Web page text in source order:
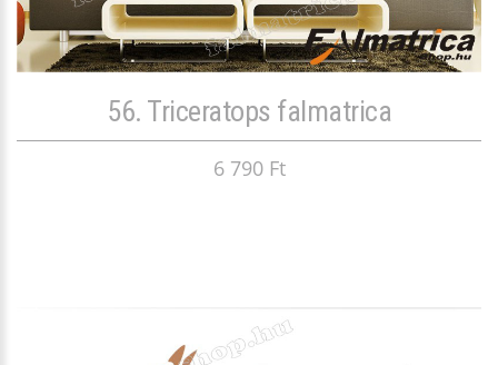
56. Triceratops falmatrica
6 790 Ft